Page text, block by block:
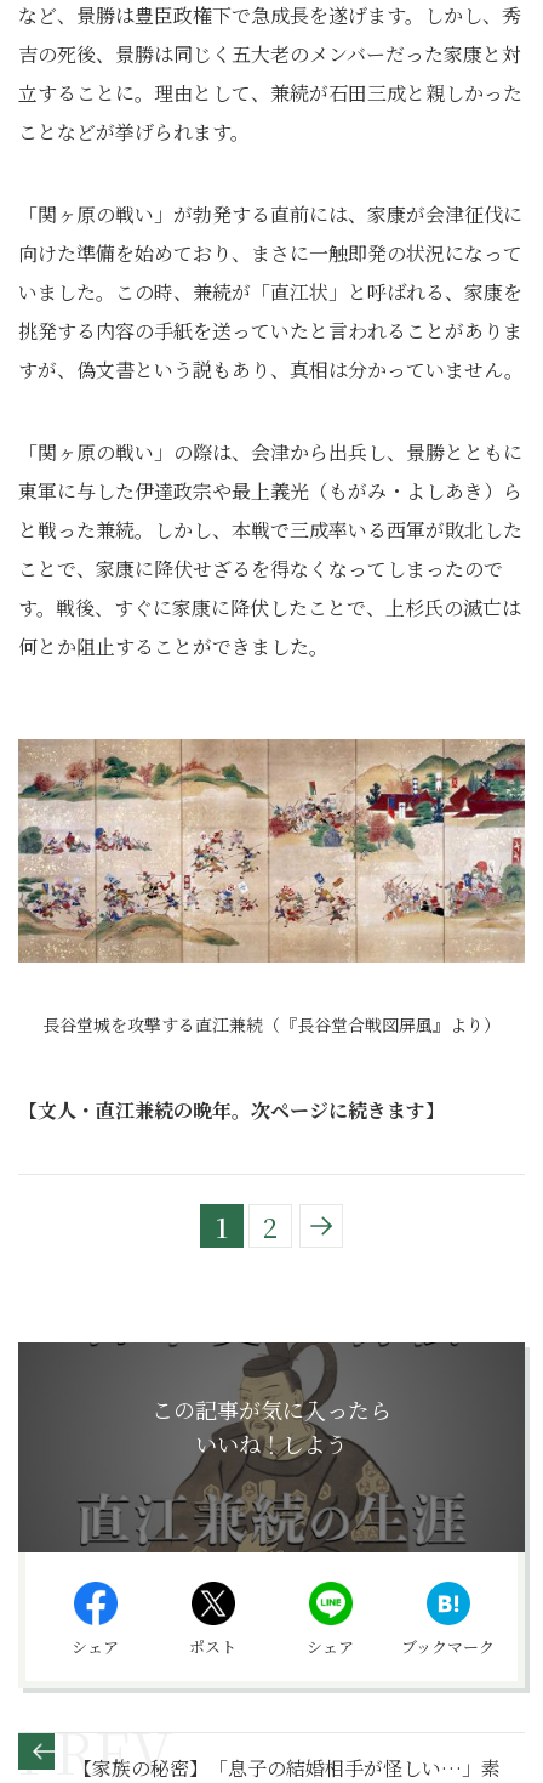
など、景勝は豊臣政権下で急成長を遂げます。しかし、秀
吉の死後、景勝は同じく五大老のメンバーだった家康と対
立することに。理由として、兼続が石田三成と親しかった
ことなどが挙げられます。
「関ヶ原の戦い」が勃発する直前には、家康が会津征伐に
向けた準備を始めており、まさに一触即発の状況になって
いました。この時、兼続が「直江状」と呼ばれる、家康を
挑発する内容の手紙を送っていたと言われることがありま
すが、偽文書という説もあり、真相は分かっていません。
「関ヶ原の戦い」の際は、会津から出兵し、景勝とともに
東軍に与した伊達政宗や最上義光（もがみ・よしあき）ら
と戦った兼続。しかし、本戦で三成率いる西軍が敗北した
ことで、家康に降伏せざるを得なくなってしまったので
す。戦後、すぐに家康に降伏したことで、上杉氏の滅亡は
何とか阻止することができました。
長谷堂城を攻撃する直江兼続（『長谷堂合戦図屏風』より）
【文人・直江兼続の晩年。次ページに続きます】
1 2
この記事が気に入ったら
いいね！しよう
シェア ポスト シェア ブックマーク
【家族の秘密】「息子の結婚相手が怪しい…」素